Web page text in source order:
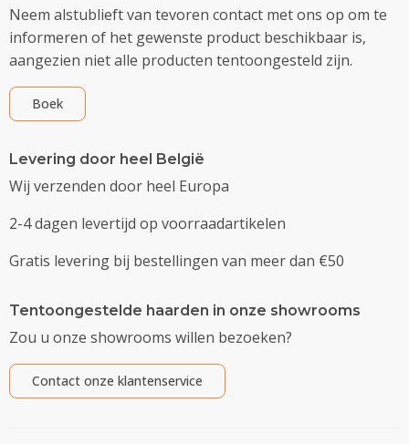
Neem alstublieft van tevoren contact met ons op om te
informeren of het gewenste product beschikbaar is,
aangezien niet alle producten tentoongesteld zijn.
Boek
Levering door heel België
Wij verzenden door heel Europa
2-4 dagen levertijd op voorraadartikelen
Gratis levering bij bestellingen van meer dan €50
Tentoongestelde haarden in onze showrooms
Zou u onze showrooms willen bezoeken?
Contact onze klantenservice